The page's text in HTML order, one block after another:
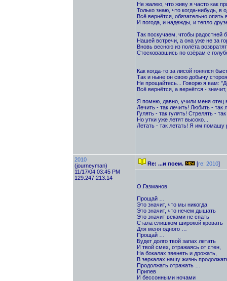
Не жалею, что живу я часто как
Только знаю, что когда-нибудь, в
Всё вернётся, обязательно опять
И погода, и надежды, и тепло
Так поскучаем, чтобы радостней
Нашей встречи, а она уже не за
Вновь весною из полёта
Стосковавшись по озёрам с
Как когда-то за лисой гонялся
Так и ныне он свою добычу
Не прощайтесь... Говорю я вам:
Всё вернётся, а вернётся -
Я помню, давно, учили меня отец
Лечить - так лечить! Любить - так
Гулять - так гулять! Стрелять -
Но утки уже летят высоко...
Летать - так летать! Я им помашу
2010
(journeyman)
11/17/04 03:45 PM
129.247.213.14
Re: ...и поем. [re: 2010]
О.Газманов
Прощай …
Это значит, что мы никогда
Это значит, что нечем дышать
Это значит веками не спать
Стала слишком широкой кровать
Для меня одного …
Прощай …
Будет долго твой запах летать
И твой смех, отражаясь от стен,
На бокалах звенеть и дрожать,
В зеркалах нашу жизнь
Продолжать отражать …
Припев
И бессонными ночами